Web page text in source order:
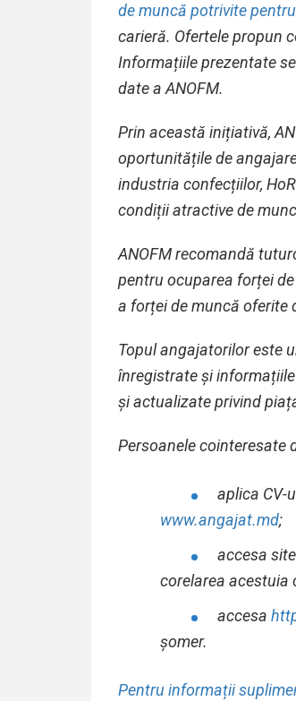
de muncă potrivite
carieră. Ofertele propun
Informațiile prezentate
date a ANOFM.
Prin această inițiativă,
oportunitățile de
industria confecțiilor,
condiții atractive de
ANOFM recomandă
pentru ocuparea forței
a forței de muncă oferite
Topul angajatorilor este
înregistrate și
și actualizate privind
Persoanele cointeresate
aplica CV-
www.angajat.md;
accesa
corelarea acestuia
accesa
șomer.
Pentru informații